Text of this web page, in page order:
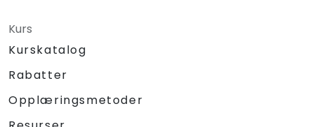
Kurs
Kurskatalog
Rabatter
Opplæringsmetoder